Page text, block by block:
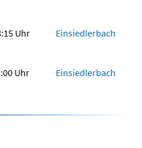
Uhr Einsiedlerbach
Uhr Einsiedlerbach